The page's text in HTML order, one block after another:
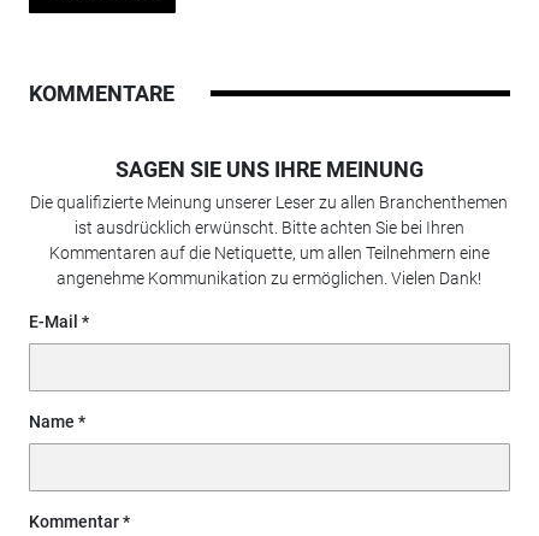
KOMMENTARE
SAGEN SIE UNS IHRE MEINUNG
Die qualifizierte Meinung unserer Leser zu allen Branchenthemen
ist ausdrücklich erwünscht. Bitte achten Sie bei Ihren
Kommentaren auf die Netiquette, um allen Teilnehmern eine
angenehme Kommunikation zu ermöglichen. Vielen Dank!
E-Mail
Name
Kommentar